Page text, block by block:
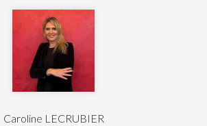
Caroline LECRUBIER